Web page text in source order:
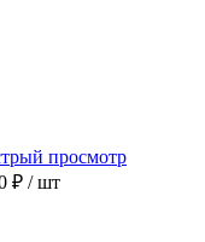
просмотр
₽ / шт